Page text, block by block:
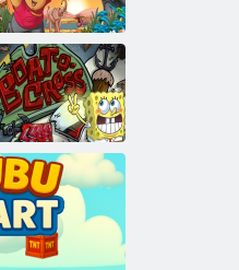
Mielas Kelių
Pirmyn Diego
Go! Gyvūnų
gelbėjimas
Laivas-krosas 2